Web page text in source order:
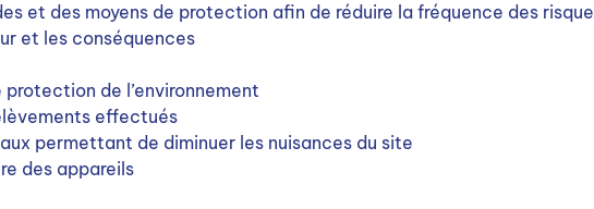
et des moyens de protection afin de réduire la fréquence des
et les conséquences
de l’environnement
effectués
permettant de diminuer les nuisances du site
des appareils